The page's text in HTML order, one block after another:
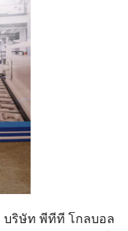
ริษัท พีทีที โกลบอล